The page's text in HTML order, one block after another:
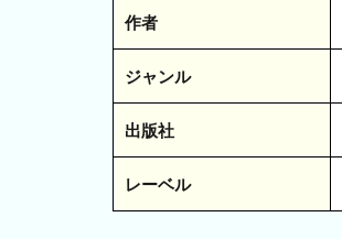
作者
ジャンル
出版社
レーベル